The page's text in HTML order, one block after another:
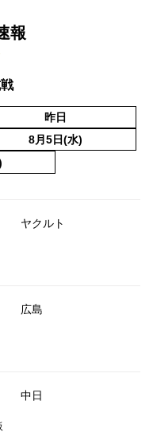
報
昨日
8月5日(水)
ヤクルト
広島
中日